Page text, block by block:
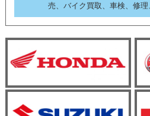
売、バイク買取、車検、修